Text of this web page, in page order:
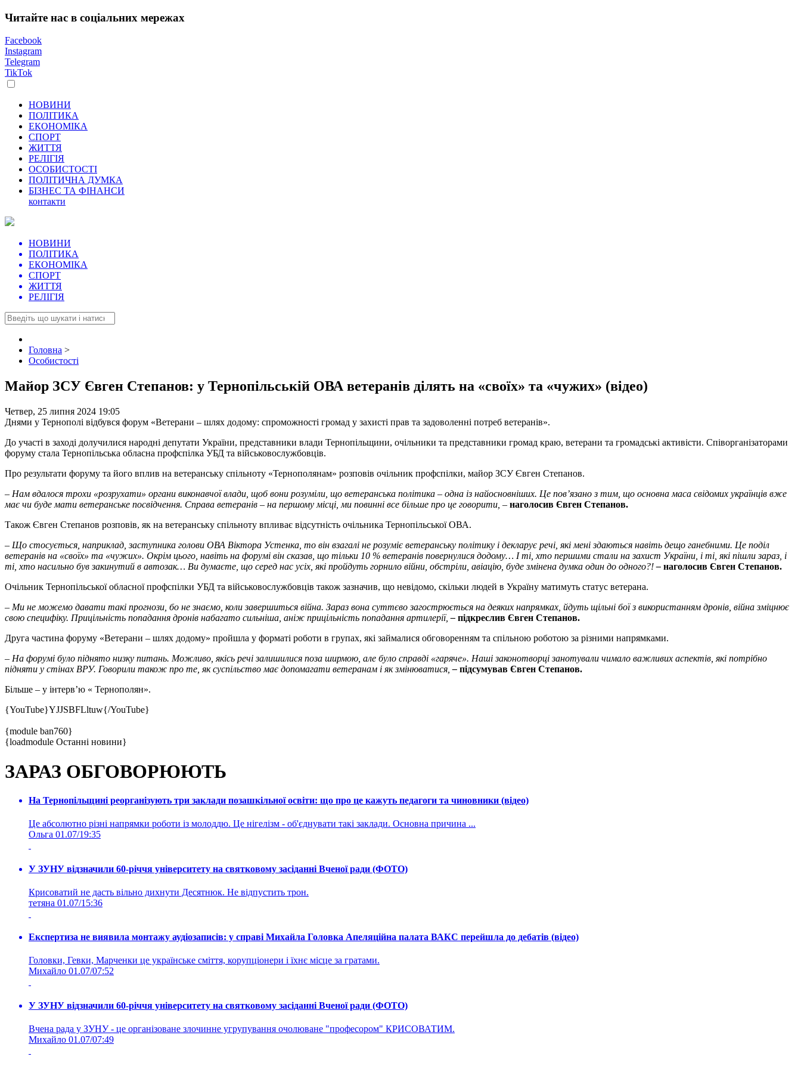
Читайте нас в соціальних мережах
Facebook
Instagram
Telegram
TikTok
НОВИНИ
ПОЛІТИКА
ЕКОНОМІКА
СПОРТ
ЖИТТЯ
РЕЛІГІЯ
ОСОБИСТОСТІ
ПОЛІТИЧНА ДУМКА
БІЗНЕС ТА ФІНАНСИ
контакти
НОВИНИ
ПОЛІТИКА
ЕКОНОМІКА
СПОРТ
ЖИТТЯ
РЕЛІГІЯ
Головна >
Особистості
Майор ЗСУ Євген Степанов: у Тернопільській ОВА ветеранів ділять на «своїх» та «чужих» (відео)
Четвер, 25 липня 2024 19:05
Днями у Тернополі відбувся форум «Ветерани – шлях додому: спроможності громад у захисті прав та задоволенні потреб ветеранів».
До участі в заході долучилися народні депутати України, представники влади Тернопільщини, очільники та представники громад краю, ветерани та громадські активісти. Співорганізаторами
форуму стала Тернопільська обласна профспілка УБД та військовослужбовців.
Про результати форуму та його вплив на ветеранську спільноту «Тернополянам» розповів очільник профспілки, майор ЗСУ Євген Степанов.
– Нам вдалося трохи «розрухати» органи виконавчої влади, щоб вони розуміли, що ветеранська політика – одна із найосновніших. Це пов’язано з тим, що основна маса свідомих українців вже
має чи буде мати ветеранське посвідчення. Справа ветеранів – на першому місці, ми повинні все більше про це говорити, – наголосив Євген Степанов.
Також Євген Степанов розповів, як на ветеранську спільноту впливає відсутність очільника Тернопільської ОВА.
– Що стосується, наприклад, заступника голови ОВА Віктора Устенка, то він взагалі не розуміє ветеранську політику і декларує речі, які мені здаються навіть дещо ганебними. Це поділ
ветеранів на «своїх» та «чужих». Окрім цього, навіть на форумі він сказав, що тільки 10 % ветеранів повернулися додому… І ті, хто першими стали на захист України, і ті, які пішли зараз, і
ті, хто насильно був закинутий в автозак… Ви думаєте, що серед нас усіх, які пройдуть горнило війни, обстріли, авіацію, буде змінена думка один до одного?!– наголосив Євген Степанов.
Очільник Тернопільської обласної профспілки УБД та військовослужбовців також зазначив, що невідомо, скільки людей в Україну матимуть статус ветерана.
– Ми не можемо давати такі прогнози, бо не знаємо, коли завершиться війна. Зараз вона суттєво загострюється на деяких напрямках, йдуть щільні бої з використанням дронів, війна зміцнює
свою специфіку. Прицільність попадання дронів набагато сильніша, аніж прицільність попадання артилерії,– підкреслив Євген Степанов.
Друга частина форуму «Ветерани – шлях додому» пройшла у форматі роботи в групах, які займалися обговоренням та спільною роботою за різними напрямками.
– На форумі було піднято низку питань. Можливо, якісь речі залишилися поза ширмою, але було справді «гаряче». Наші законотворці занотували чимало важливих аспектів, які потрібно
підняти у стінах ВРУ. Говорили також про те, як суспільство має допомагати ветеранам і як змінюватися,– підсумував Євген Степанов.
Більше – у інтерв’ю « Тернополян».
{YouTube}YJJSBFLltuw{/YouTube}
{module ban760}
{loadmodule Останні новини}
ЗАРАЗ ОБГОВОРЮЮТЬ
На Тернопільщині реорганізують три заклади позашкільної освіти: що про це кажуть педагоги та чиновники (відео)
Це абсолютно різні напрямки роботи із молоддю. Це нігелізм - об'єднувати такі заклади. Основна причина ...
Ольга 01.07/19:35
У ЗУНУ відзначили 60-річчя університету на святковому засіданні Вченої ради (ФОТО)
Крисоватий не дасть вільно дихнути Десятнюк. Не відпустить трон.
тетяна 01.07/15:36
Експертиза не виявила монтажу аудіозаписів: у справі Михайла Головка Апеляційна палата ВАКС перейшла до дебатів (відео)
Головки, Гевки, Марченки це українське сміття, корупціонери і їхнє місце за гратами.
Михайло 01.07/07:52
У ЗУНУ відзначили 60-річчя університету на святковому засіданні Вченої ради (ФОТО)
Вчена рада у ЗУНУ - це організоване злочинне угрупування очолюване "професором" КРИСОВАТИМ.
Михайло 01.07/07:49